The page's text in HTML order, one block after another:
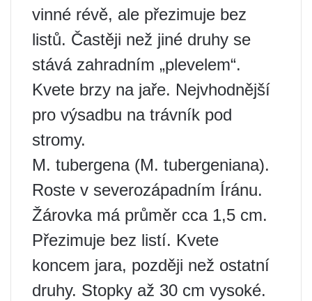
vinné révě, ale přezimuje bez
listů. Častěji než jiné druhy se
stává zahradním „plevelem“.
Kvete brzy na jaře. Nejvhodnější
pro výsadbu na trávník pod
stromy.
M. tubergena (M. tubergeniana).
Roste v severozápadním Íránu.
Žárovka má průměr cca 1,5 cm.
Přezimuje bez listí. Kvete
koncem jara, později než ostatní
druhy. Stopky až 30 cm vysoké.